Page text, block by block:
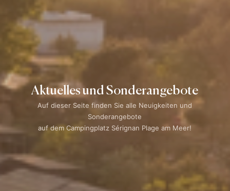
Aktuelles und Sonderangebote
Auf dieser Seite finden Sie alle Neuigkeiten und
Sonderangebote
auf dem Campingplatz Sérignan Plage am Meer!